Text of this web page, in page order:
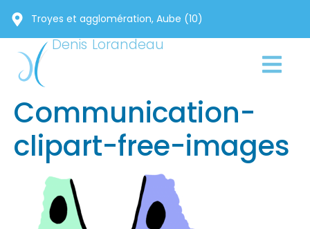
Troyes et agglomération, Aube (10)
Denis Lorandeau
Communication-
clipart-free-images